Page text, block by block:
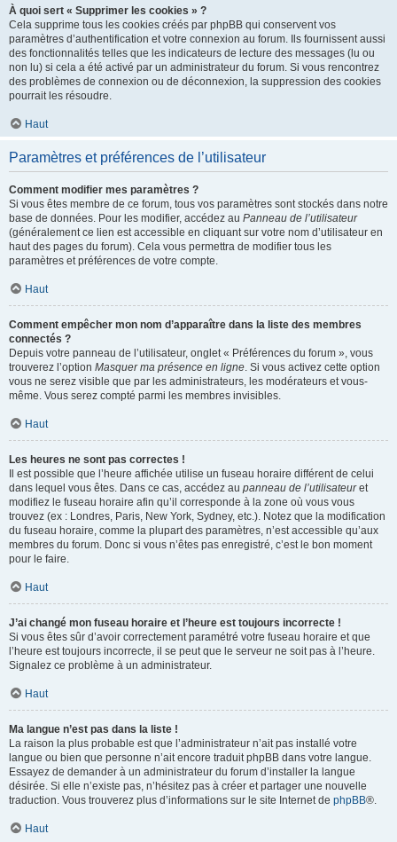
À quoi sert « Supprimer les cookies » ?
Cela supprime tous les cookies créés par phpBB qui conservent vos
paramètres d’authentification et votre connexion au forum. Ils fournissent aussi
des fonctionnalités telles que les indicateurs de lecture des messages (lu ou
non lu) si cela a été activé par un administrateur du forum. Si vous rencontrez
des problèmes de connexion ou de déconnexion, la suppression des cookies
pourrait les résoudre.
Haut
Paramètres et préférences de l’utilisateur
Comment modifier mes paramètres ?
Si vous êtes membre de ce forum, tous vos paramètres sont stockés dans notre
base de données. Pour les modifier, accédez au Panneau de l’utilisateur
(généralement ce lien est accessible en cliquant sur votre nom d’utilisateur en
haut des pages du forum). Cela vous permettra de modifier tous les
paramètres et préférences de votre compte.
Haut
Comment empêcher mon nom d’apparaître dans la liste des membres
connectés ?
Depuis votre panneau de l’utilisateur, onglet « Préférences du forum », vous
trouverez l’option Masquer ma présence en ligne. Si vous activez cette option
vous ne serez visible que par les administrateurs, les modérateurs et vous-
même. Vous serez compté parmi les membres invisibles.
Haut
Les heures ne sont pas correctes !
Il est possible que l’heure affichée utilise un fuseau horaire différent de celui
dans lequel vous êtes. Dans ce cas, accédez au panneau de l’utilisateuret
modifiez le fuseau horaire afin qu’il corresponde à la zone où vous vous
trouvez (ex : Londres, Paris, New York, Sydney, etc.). Notez que la modification
du fuseau horaire, comme la plupart des paramètres, n’est accessible qu’aux
membres du forum. Donc si vous n’êtes pas enregistré, c’est le bon moment
pour le faire.
Haut
J’ai changé mon fuseau horaire et l’heure est toujours incorrecte !
Si vous êtes sûr d’avoir correctement paramétré votre fuseau horaire et que
l’heure est toujours incorrecte, il se peut que le serveur ne soit pas à l’heure.
Signalez ce problème à un administrateur.
Haut
Ma langue n’est pas dans la liste !
La raison la plus probable est que l’administrateur n’ait pas installé votre
langue ou bien que personne n’ait encore traduit phpBB dans votre langue.
Essayez de demander à un administrateur du forum d’installer la langue
désirée. Si elle n’existe pas, n’hésitez pas à créer et partager une nouvelle
traduction. Vous trouverez plus d’informations sur le site Internet de phpBB®.
Haut